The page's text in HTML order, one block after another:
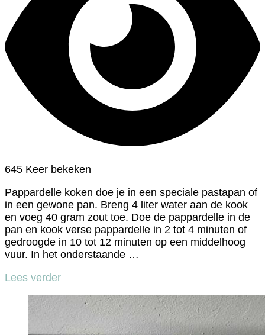
645 Keer bekeken
Pappardelle koken doe je in een speciale pastapan of
in een gewone pan. Breng 4 liter water aan de kook
en voeg 40 gram zout toe. Doe de pappardelle in de
pan en kook verse pappardelle in 2 tot 4 minuten of
gedroogde in 10 tot 12 minuten op een middelhoog
vuur. In het onderstaande …
Lees verder